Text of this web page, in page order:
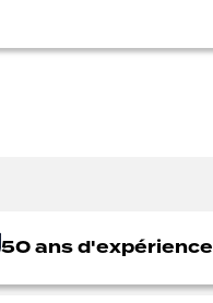
50 ans d'expérience